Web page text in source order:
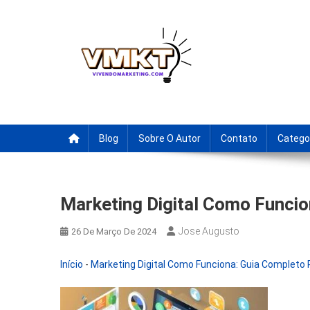
Blog Sobre O Autor Contato
Marketing Digital Como
26 De Março De 2024 Jose Augusto
Início - Marketing Digital Como Funciona: Guia Completo